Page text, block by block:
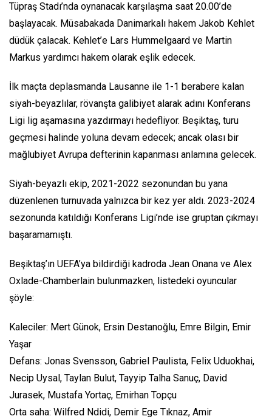
Tüpraş Stadı’nda oynanacak karşılaşma saat 20.00’de
başlayacak. Müsabakada Danimarkalı hakem Jakob Kehlet
düdük çalacak. Kehlet’e Lars Hummelgaard ve Martin
Markus yardımcı hakem olarak eşlik edecek.
İlk maçta deplasmanda Lausanne ile 1-1 berabere kalan
siyah-beyazlılar, rövanşta galibiyet alarak adını Konferans
Ligi lig aşamasına yazdırmayı hedefliyor. Beşiktaş, turu
geçmesi halinde yoluna devam edecek; ancak olası bir
mağlubiyet Avrupa defterinin kapanması anlamına gelecek.
Siyah-beyazlı ekip, 2021-2022 sezonundan bu yana
düzenlenen turnuvada yalnızca bir kez yer aldı. 2023-2024
sezonunda katıldığı Konferans Ligi’nde ise gruptan çıkmayı
başaramamıştı.
Beşiktaş’ın UEFA’ya bildirdiği kadroda Jean Onana ve Alex
Oxlade-Chamberlain bulunmazken, listedeki oyuncular
şöyle:
Kaleciler: Mert Günok, Ersin Destanoğlu, Emre Bilgin, Emir
Yaşar
Defans: Jonas Svensson, Gabriel Paulista, Felix Uduokhai,
Necip Uysal, Taylan Bulut, Tayyip Talha Sanuç, David
Jurasek, Mustafa Yortaç, Emirhan Topçu
Orta saha: Wilfred Ndidi, Demir Ege Tıknaz, Amir